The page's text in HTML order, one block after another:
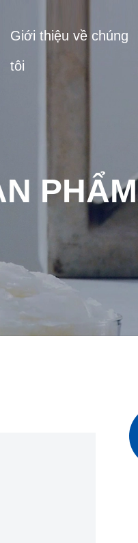
Giới thiệu về chúng
tôi
PHẨM